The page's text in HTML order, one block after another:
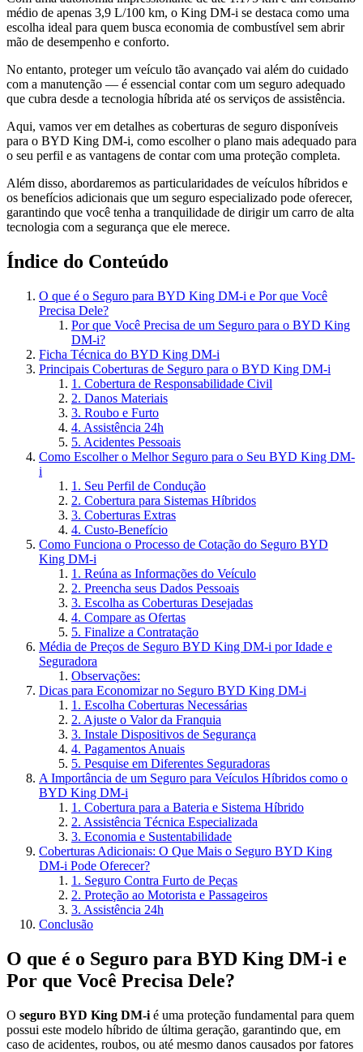
médio de apenas 3,9 L/100 km, o King DM-i se destaca como uma
escolha ideal para quem busca economia de combustível sem abrir
mão de desempenho e conforto.
No entanto, proteger um veículo tão avançado vai além do cuidado
com a manutenção — é essencial contar com um seguro adequado
que cubra desde a tecnologia híbrida até os serviços de assistência.
Aqui, vamos ver em detalhes as coberturas de seguro disponíveis
para o BYD King DM-i, como escolher o plano mais adequado para
o seu perfil e as vantagens de contar com uma proteção completa.
Além disso, abordaremos as particularidades de veículos híbridos e
os benefícios adicionais que um seguro especializado pode oferecer,
garantindo que você tenha a tranquilidade de dirigir um carro de alta
tecnologia com a segurança que ele merece.
Índice do Conteúdo
O que é o Seguro para BYD King DM-i e Por que Você
Precisa Dele?
Por que Você Precisa de um Seguro para o BYD King
DM-i?
Ficha Técnica do BYD King DM-i
Principais Coberturas de Seguro para o BYD King DM-i
1. Cobertura de Responsabilidade Civil
2. Danos Materiais
3. Roubo e Furto
4. Assistência 24h
5. Acidentes Pessoais
Como Escolher o Melhor Seguro para o Seu BYD King DM-
i
1. Seu Perfil de Condução
2. Cobertura para Sistemas Híbridos
3. Coberturas Extras
4. Custo-Benefício
Como Funciona o Processo de Cotação do Seguro BYD
King DM-i
1. Reúna as Informações do Veículo
2. Preencha seus Dados Pessoais
3. Escolha as Coberturas Desejadas
4. Compare as Ofertas
5. Finalize a Contratação
Média de Preços de Seguro BYD King DM-i por Idade e
Seguradora
Observações:
Dicas para Economizar no Seguro BYD King DM-i
1. Escolha Coberturas Necessárias
2. Ajuste o Valor da Franquia
3. Instale Dispositivos de Segurança
4. Pagamentos Anuais
5. Pesquise em Diferentes Seguradoras
A Importância de um Seguro para Veículos Híbridos como o
BYD King DM-i
1. Cobertura para a Bateria e Sistema Híbrido
2. Assistência Técnica Especializada
3. Economia e Sustentabilidade
Coberturas Adicionais: O Que Mais o Seguro BYD King
DM-i Pode Oferecer?
1. Seguro Contra Furto de Peças
2. Proteção ao Motorista e Passageiros
3. Assistência 24h
Conclusão
O que é o Seguro para BYD King DM-i e
Por que Você Precisa Dele?
O seguro BYD King DM-i é uma proteção fundamental para quem
possui este modelo híbrido de última geração, garantindo que, em
caso de acidentes, roubos, ou até mesmo danos causados por fatores